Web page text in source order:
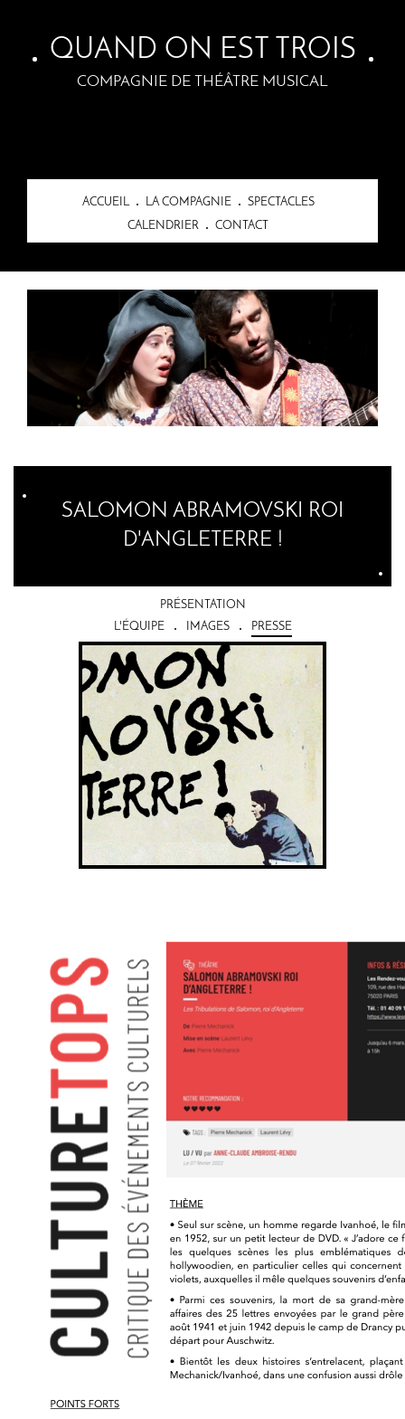
QUAND ON EST TROIS
COMPAGNIE DE THÉÂTRE MUSICAL
ACCUEIL LA COMPAGNIE
SPECTACLES
CALENDRIER
CONTACT
SALOMON ABRAMOVSKI ROI
D'ANGLETERRE !
PRÉSENTATION
L'ÉQUIPE
IMAGES PRESSE